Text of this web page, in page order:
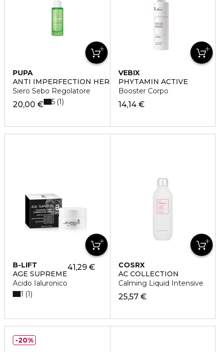
PUPA
ANTI IMPERFECTION HERO
Siero Sebo Regolatore
20,00 € 5 1
VEBIX
PHYTAMIN ACTIVE
Booster Corpo
14,14 €
B-LIFT
AGE SUPREME
Acido Ialuronico
41,29 €
1 1
COSRX
AC COLLECTION
Calming Liquid Intensive
25,57 €
20%